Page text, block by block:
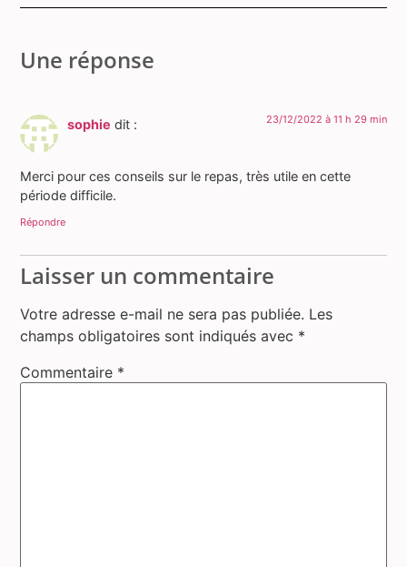
Une réponse
sophie dit : 23/12/2022 à 11 h 29 min
Merci pour ces conseils sur le repas, très utile en cette
période difficile.
Répondre
Laisser un commentaire
Votre adresse e-mail ne sera pas publiée. Les
champs obligatoires sont indiqués avec *
Commentaire *